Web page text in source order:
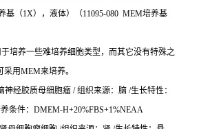
基（1X），液体）（11095-080 MEM培养基
培养一些难培养细胞类型，而其它没有特殊之
用MEM来培养。
经胶质母细胞瘤 / 组织来源：脑 /生长特性：
条件：DMEM-H+20%FBS+1%NEAA